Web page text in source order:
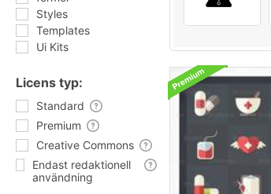
Styles
Templates
Ui Kits
Licens typ:
Standard
Premium
Creative Commons
Endast redaktionell
användning